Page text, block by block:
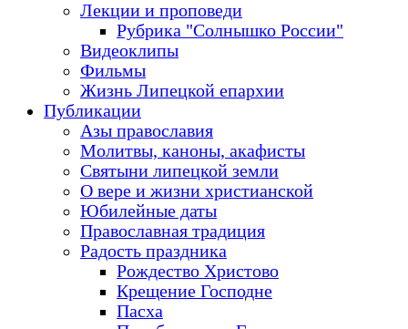
Лекции и проповеди
Рубрика "Солнышко России"
Видеоклипы
Фильмы
Жизнь Липецкой епархии
Публикации
Азы православия
Молитвы, каноны, акафисты
Святыни липецкой земли
О вере и жизни христианской
Юбилейные даты
Православная традиция
Радость праздника
Рождество Христово
Крещение Господне
Пасха